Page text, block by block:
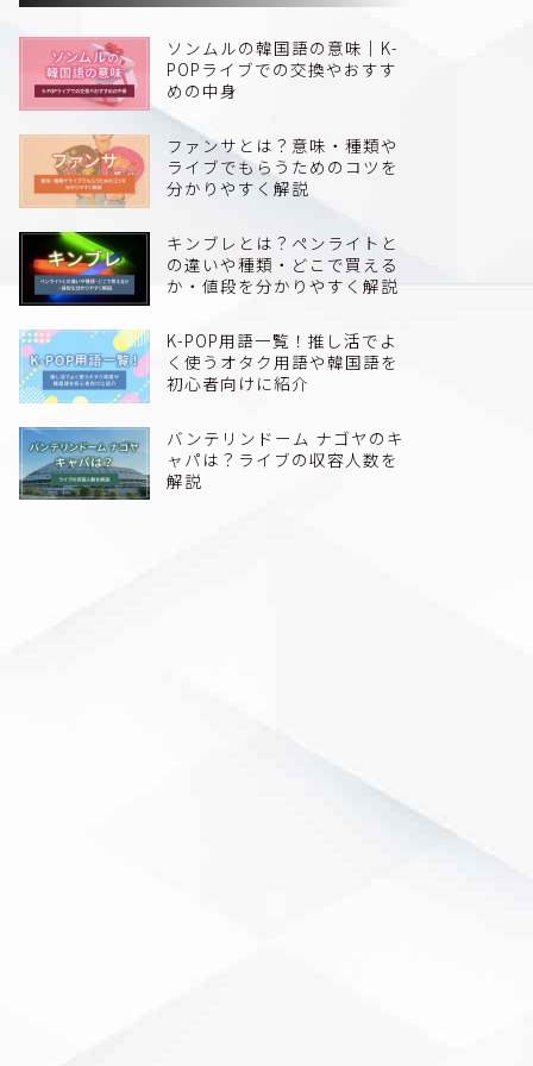
ソンムルの韓国語の意味｜K-
POPライブでの交換やおすす
めの中身
ファンサとは？意味・種類や
ライブでもらうためのコツを
分かりやすく解説
キンブレとは？ペンライトと
の違いや種類・どこで買える
か・値段を分かりやすく解説
K-POP用語一覧！推し活でよ
く使うオタク用語や韓国語を
初心者向けに紹介
バンテリンドーム ナゴヤのキ
ャパは？ライブの収容人数を
解説